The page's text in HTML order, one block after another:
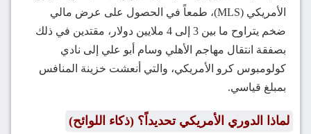
الأمريكي (MLS)، طمعاً في الحصول على عرض مالي
ضخم يتراوح ما بين 3 إلى 4 ملايين دولار، مقتدين في ذلك
بصفقة انتقال مهاجم الأهلي وسام أبو علي إلى نادي
كولومبوس كرو الأمريكي، والتي أنعشت خزينة المنافس
بمبلغ قياسي.
لماذا الدوري الأمريكي تحديداً؟ (ذكاء اللوائح)